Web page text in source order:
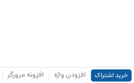
خرید اشتراک افزودن واژه افزونه مرورگر